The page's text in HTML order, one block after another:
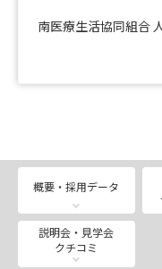
南医療生活協同組合
・9時30分～11時
・14時～15時30分
※希望の時間帯を
◎希望の部署で体験
概要・採用データ
説明会・見学会
クチコミ